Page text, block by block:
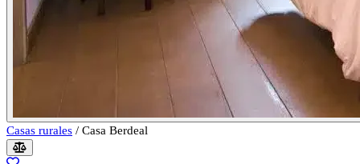
Casas rurales / Casa Berdeal